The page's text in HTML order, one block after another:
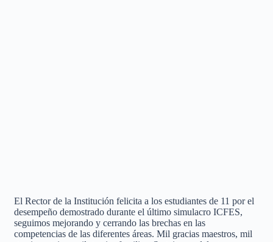
El Rector de la Institución felicita a los estudiantes de 11 por el
desempeño demostrado durante el último simulacro ICFES,
seguimos mejorando y cerrando las brechas en las
competencias de las diferentes áreas. Mil gracias maestros, mil